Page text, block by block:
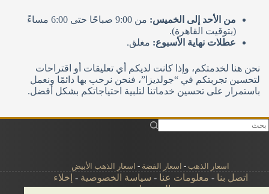
من الأحد إلى الخميس:
من 9:00 صباحًا حتى 6:00 مساءً
(بتوقيت القاهرة).
عطلات نهاية الأسبوع: مغلق.
نحن هنا لخدمتكم، وإذا كانت لديكم أي تعليقات أو اقتراحات
لتحسين تجربتكم في “جولديزا”، فنحن نرحب بها دائمًا ونعمل
باستمرار على تحسين خدماتنا لتلبية احتياجاتكم بشكل أفضل.
اسعار الذهب - اسعار الفضة - اسعار الذهب الأبيض
اتصل بنا - معلومات عنا - سياسة الخصوصية - إخلاء
المسؤولية